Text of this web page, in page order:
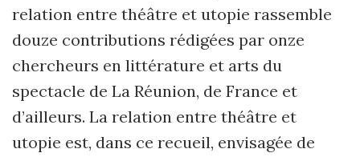
relation entre théâtre et utopie rassemble
douze contributions rédigées par onze
chercheurs en littérature et arts du
spectacle de La Réunion, de France et
d’ailleurs. La relation entre théâtre et
utopie est, dans ce recueil, envisagée de